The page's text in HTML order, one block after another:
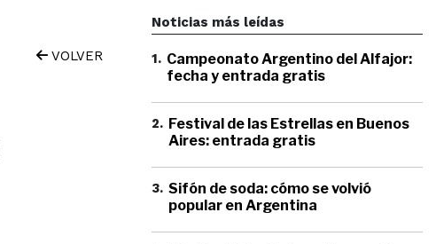
VOLVER
Noticias más leídas
1. Campeonato Argentino del Alfajor:
fecha y entrada gratis
2. Festival de las Estrellas en Buenos
Aires: entrada gratis
3. Sifón de soda: cómo se volvió
popular en Argentina